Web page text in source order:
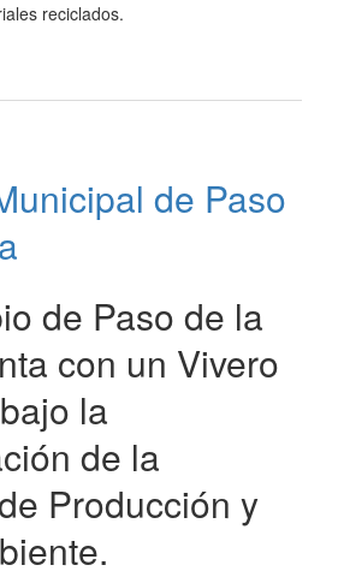
reciclados.
de Paso
de Paso de la
con un Vivero
la
de la
Producción y